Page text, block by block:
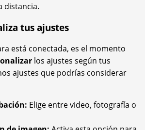
distancia.
tus ajustes
está conectada, es el momento
los ajustes según tus
ajustes que podrías considerar
Elige entre video, fotografía o